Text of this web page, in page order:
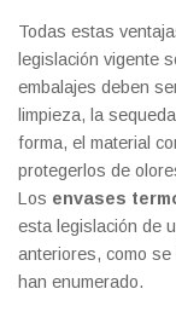
Todas estas
legislación vigente
embalajes deben
limpieza, la
forma, el material
protegerlos de
Los envases
esta legislación de
anteriores, como
han enumerado.